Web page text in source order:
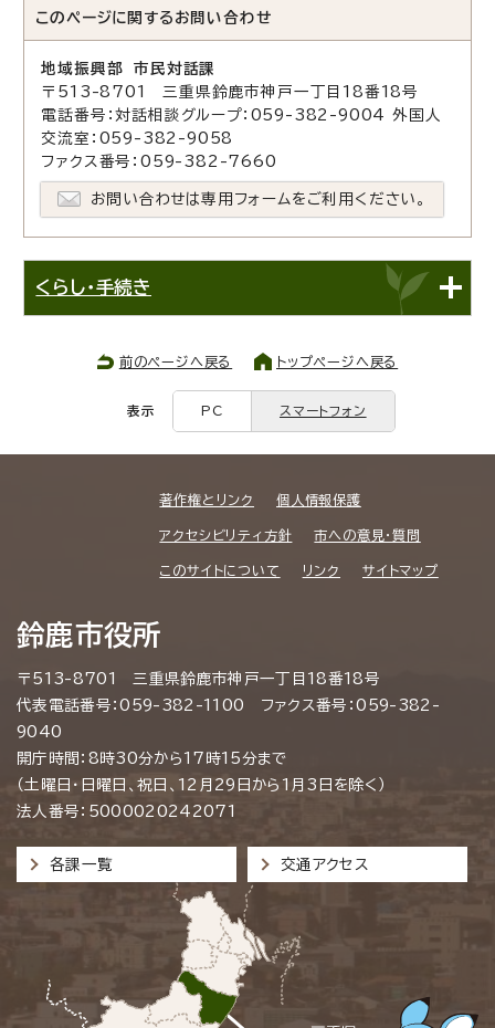
このページに関する お問い合わせ
地域振興部 市民対話課
〒513-8701 三重県鈴鹿市神戸一丁目18番18号
電話番号：対話相談グループ：059-382-9004 外国人
交流室：059-382-9058
ファクス番号：059-382-7660
お問い合わせは専用フォームをご利用ください。
くらし・手続き
前のページへ戻る トップページへ戻る
表示 PC スマートフォン
著作権とリンク 個人情報保護
アクセシビリティ方針 市への意見・質問
このサイトについて リンク サイトマップ
鈴鹿市役所
〒513-8701 三重県鈴鹿市神戸一丁目18番18号
代表電話番号：059-382-1100 ファクス番号：059-382-
9040
開庁時間：8時30分から17時15分まで
（土曜日・日曜日、祝日、12月29日から1月3日を除く）
法人番号：5000020242071
各課一覧 交通アクセス